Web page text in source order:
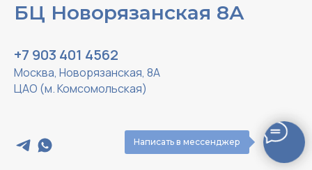
Написать в мессенджер
БЦ Новорязанская 8А
+7 903 401 4562
Москва, Новорязанская, 8А
ЦАО (м. Комсомольская)